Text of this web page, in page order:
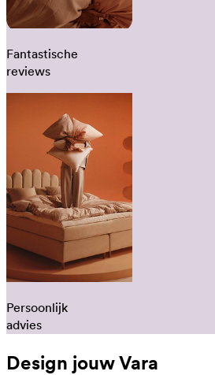
Fantastische
reviews
Persoonlijk
advies
Design jouw Vara